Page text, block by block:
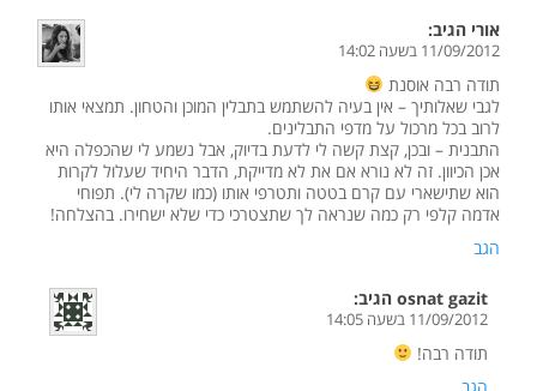
אורי הגיב:
11/09/2012 בשעה 14:02
תודה רבה אוסנת
לגבי שאלותיך – אין בעיה להשתמש בתבלין המוכן והטחון. תמצאי אותו
לרוב בכל מרכול על מדפי התבלינים.
התבנית – ובכן, קצת קשה לי לדעת בדיוק, אבל נשמע לי שהכפלה היא
אכן הכיוון. זה לא נורא אם את לא מדייקת, הדבר היחיד שעלול לקרות
הוא שתישארי עם קרם בטטה ותטרפי אותו (כמו שקרה לי). תפוחי
אדמה קלפי רק כמה שנראה לך שתצטרכי כדי שלא ישחירו. בהצלחה!
הגב
osnat gazit הגיב:
11/09/2012 בשעה 14:05
תודה רבה!